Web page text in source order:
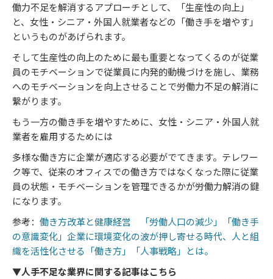
働力不足を解消するアプローチとして、「生産性の向上」
と、女性・シニア・外国人就業者などの「働き手を増やす」
というものがあげられます。
そして生産性の向上のために最も重要となってくるのが従業
員のモチベーションで従業員に内発的動機づけを施し、業務
へのモチベーションを向上させることで労働力不足の解消に
繋がります。
もう一方の働き手を増やすために、女性・シニア・外国人就
業者を雇用するためには
多様な働き方に企業が適応する必要がでてきます。テレワー
ク等で、従来のオフィスでの働き方ではなくなった際に従業
員の状態・モチベーションを管理できるかが労働力解消の鍵
になります。
参考： 働き方改革と健康経営 「労働人口の減少」「働き手
の意識変化」企業に環境変化の波が押し寄せる時代、人と組
織を活性化させる「働き方」「人事戦略」とは。
▼人手不足な業界に関する記事はこちら